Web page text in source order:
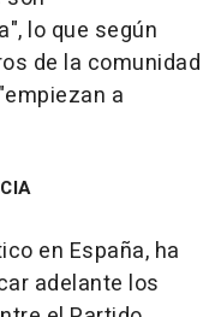
lo que según
de la comunidad
a
en España, ha
adelante los